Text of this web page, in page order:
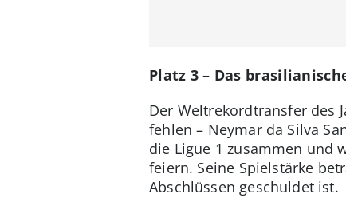
Platz 3 – Das
Der Weltrekordtransfer des
fehlen – Neymar da Silva
die Ligue 1 zusammen und
feiern. Seine Spielstärke
Abschlüssen geschuldet ist.